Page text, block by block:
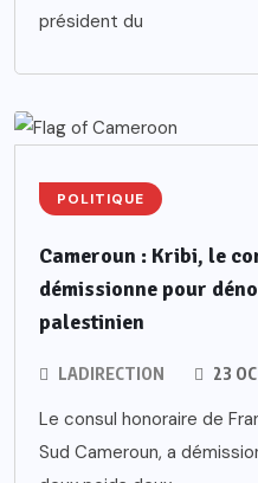
président du
POLITIQUE
Cameroun : Kribi, le
démissionne pour
palestinien
LADIRECTION 23
Le consul honoraire de
Sud Cameroun, a